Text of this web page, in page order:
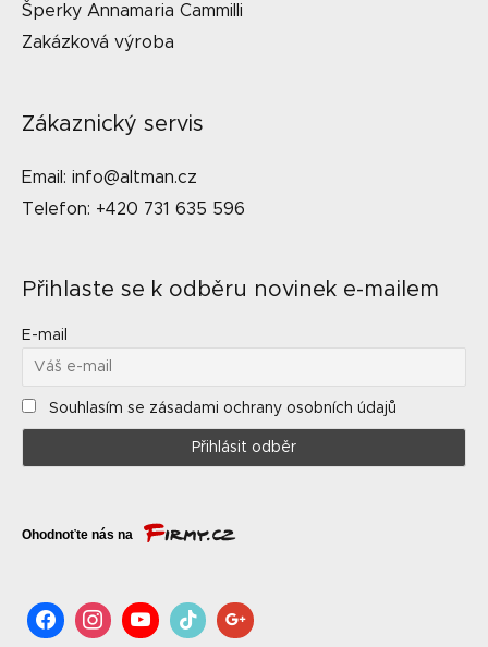
Šperky Annamaria Cammilli
Zakázková výroba
Zákaznický servis
Email: info@altman.cz
Telefon: +420 731 635 596
Přihlaste se k odběru novinek e-mailem
E-mail
Souhlasím se zásadami ochrany osobních údajů